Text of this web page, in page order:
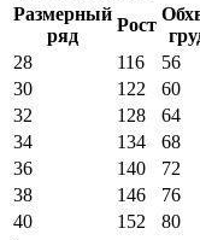
Размерный
ряд
Рост
28
116 56
30
122 60
32
128 64
34
134 68
36
140 72
38
146 76
40
152 80